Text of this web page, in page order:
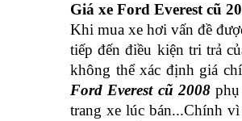
Giá xe Ford Everest cũ
Khi mua xe hơi vấn đề
tiếp đến điều kiện tri trả
không thể xác định giá
Ford Everest cũ 2008 phụ
trang xe lúc bán...Chính